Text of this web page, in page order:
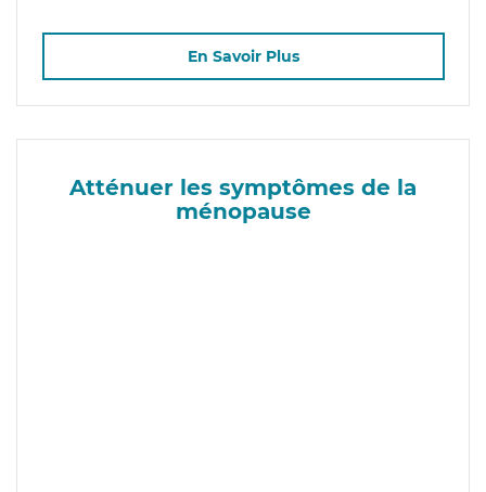
En Savoir Plus
Atténuer les symptômes de la
ménopause